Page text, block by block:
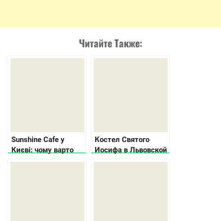
Читайте Также:
Sunshine Cafe у
Києві: чому варто
відвідати заклад, де
Костел Святого
Иосифа в Львовской
области